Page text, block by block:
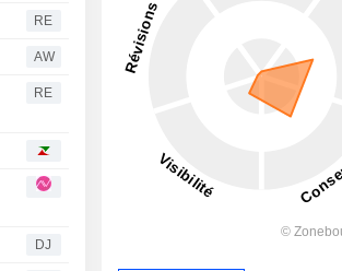
RE
AW
RE
DJ